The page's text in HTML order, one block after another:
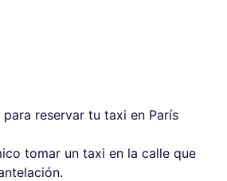
reservar tu taxi en París
tomar un taxi en la calle que